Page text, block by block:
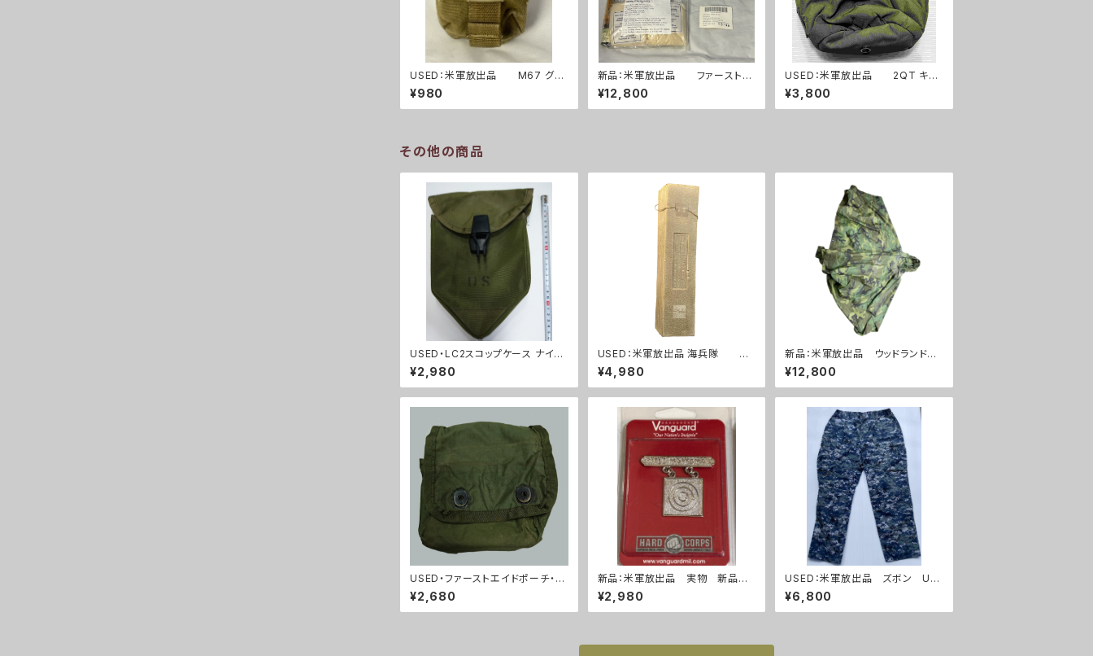
USED：米軍放出品 M67 グレ
ネードポーチ コヨーテ USMC 海
兵隊(A0262)
¥980
新品：米軍放出品 ファーストエ
イドキット トラウマキット フルセ
ット(A0261)
¥12,800
USED：米軍放出品 2QT キャ
ンティーンポーチ OD(A0253)
¥3,800
その他の商品
USED・LC2スコップケース ナイロ
ンタイプ(A0041)
¥2,980
USED：米軍放出品 海兵隊 TH
ERMAREST スリーピングマット
コヨーテ(A0233)
¥4,980
新品：米軍放出品 ウッドランド
ポンチョ(A0215)
¥12,800
USED・ファーストエイドポーチ・L
C2(A36)
¥2,680
新品：米軍放出品 実物 新品
ライフルマークスマン 勲章(A28
6)
¥2,980
USED：米軍放出品 ズボン US
NAVY NWU BDU S/M/Lサイズ
(A0200)
¥6,800